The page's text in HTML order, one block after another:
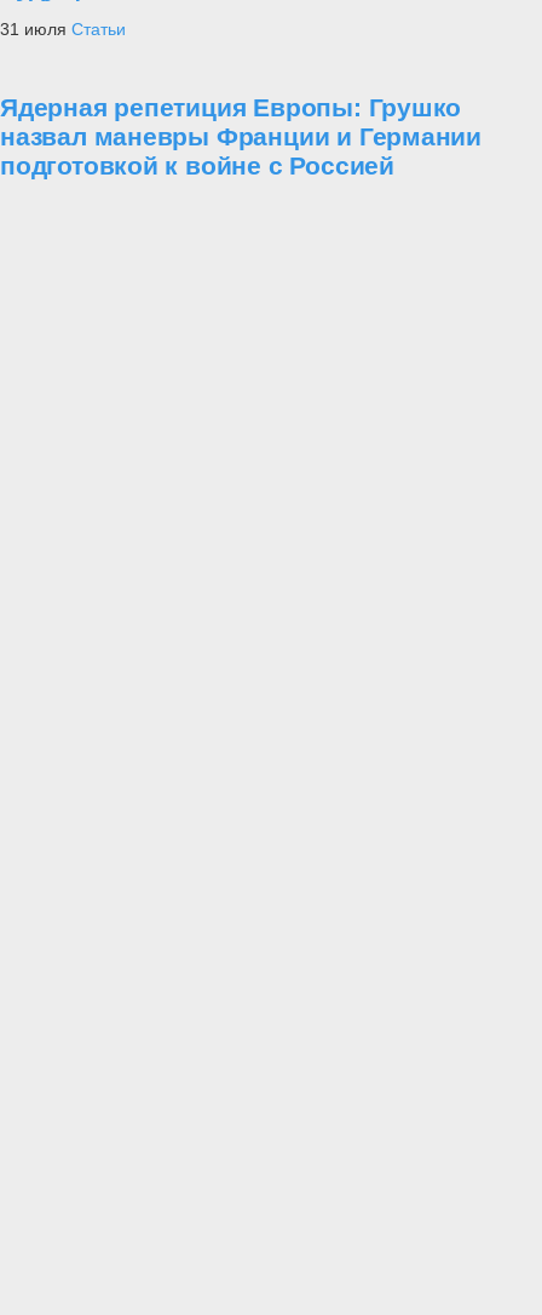
31 июля Статьи
Ядерная репетиция Европы: Грушко
назвал маневры Франции и Германии
подготовкой к войне с Россией